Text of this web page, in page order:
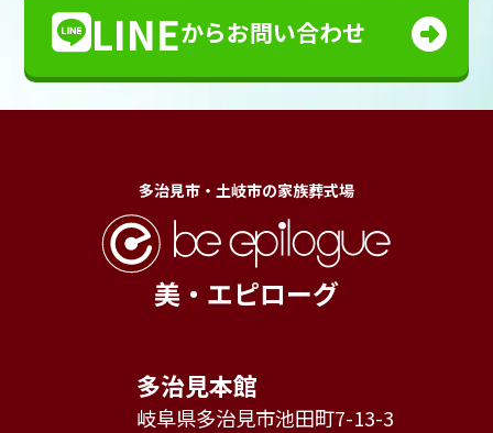
LINEからお問い合わせ
多治見市・土岐市の家族葬式場
美・エピローグ
多治見本館
岐阜県多治見市池田町7-13-3